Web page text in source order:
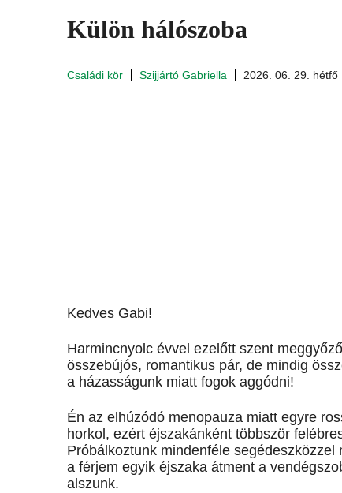
Külön hálószoba
Családi kör Szijjártó Gabriella 2026. 06. 29. hétfő
Kedves Gabi!
Harmincnyolc évvel ezelőtt szent
összebújós, romantikus pár, de mindig
a házasságunk miatt fogok aggódni!
Én az elhúzódó menopauza miatt egyre
horkol, ezért éjszakánként többször
Próbálkoztunk mindenféle
a férjem egyik éjszaka átment a
alszunk.